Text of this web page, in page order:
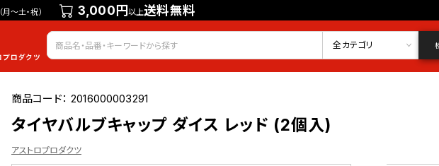
（月～土・祝） 3,000円以上送料無料
会員登録 ログイン
お気に入り
全カテゴリ
商品コード：2016000003291
タイヤバルブキャップ ダイス レッド (2個入)
アストロプロダクツ